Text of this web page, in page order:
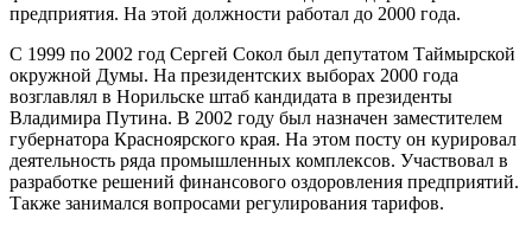
предприятия. На этой должности работал до 2000 года.
С 1999 по 2002 год Сергей Сокол был депутатом Таймырской
окружной Думы. На президентских выборах 2000 года
возглавлял в Норильске штаб кандидата в президенты
Владимира Путина. В 2002 году был назначен заместителем
губернатора Красноярского края. На этом посту он курировал
деятельность ряда промышленных комплексов. Участвовал в
разработке решений финансового оздоровления предприятий.
Также занимался вопросами регулирования тарифов.